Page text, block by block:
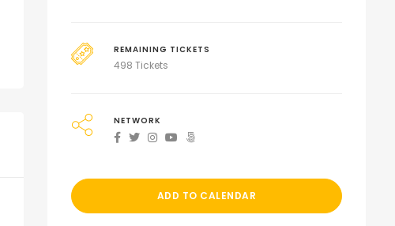
REMAINING TICKETS
498 Tickets
NETWORK
ADD TO CALENDAR